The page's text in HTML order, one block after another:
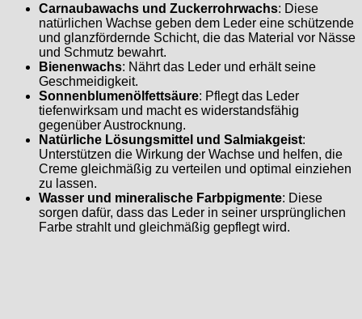
Carnaubawachs und Zuckerrohrwachs: Diese
natürlichen Wachse geben dem Leder eine schützende
und glanzfördernde Schicht, die das Material vor Nässe
und Schmutz bewahrt.
Bienenwachs: Nährt das Leder und erhält seine
Geschmeidigkeit.
Sonnenblumenölfettsäure: Pflegt das Leder
tiefenwirksam und macht es widerstandsfähig
gegenüber Austrocknung.
Natürliche Lösungsmittel und Salmiakgeist:
Unterstützen die Wirkung der Wachse und helfen, die
Creme gleichmäßig zu verteilen und optimal einziehen
zu lassen.
Wasser und mineralische Farbpigmente: Diese
sorgen dafür, dass das Leder in seiner ursprünglichen
Farbe strahlt und gleichmäßig gepflegt wird.